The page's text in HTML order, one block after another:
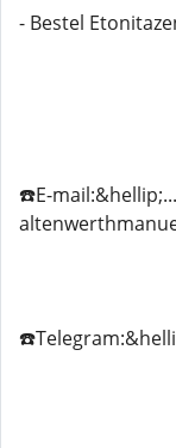
- Bestel
☎️E-